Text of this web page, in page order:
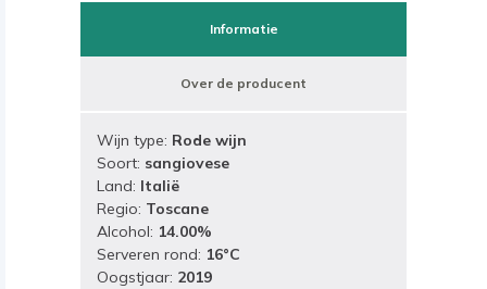
Informatie
Over de producent
Wijn type: Rode wijn
Soort: sangiovese
Land: Italië
Regio: Toscane
Alcohol: 14.00%
Serveren rond: 16°C
Oogstjaar: 2019